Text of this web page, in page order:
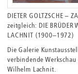
DIETER GOLTZSCHE –
zeitgleich: DIE
LACHNIT (1900–1972)
Die Galerie
verbindende
Wilhelm Lachnit.